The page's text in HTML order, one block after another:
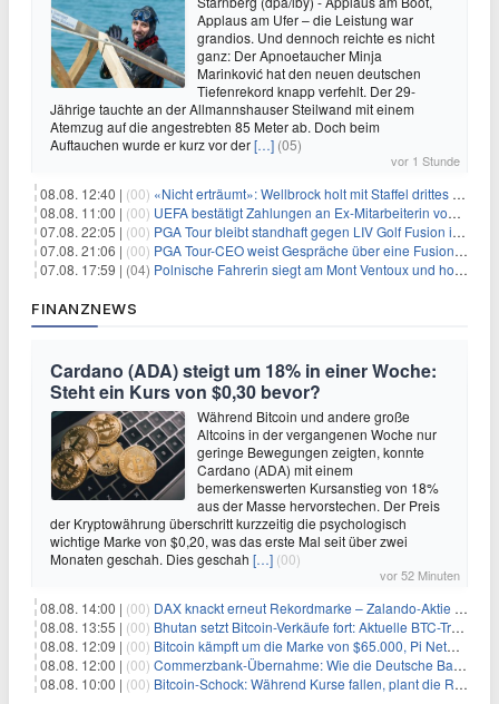
Applaus am Ufer – die Leistung war
grandios. Und dennoch reichte es nicht
ganz: Der Apnoetaucher Minja
Marinković hat den neuen deutschen
Tiefenrekord knapp verfehlt. Der 29-
Jährige tauchte an der Allmannshauser Steilwand mit einem
Atemzug auf die angestrebten 85 Meter ab. Doch beim
Auftauchen wurde er kurz vor der[…] (05)
vor 1 Stunde
08.08. 12:40 | (00) «Nicht erträumt»: Wellbrock holt mit Staffel drittes EM-Gold
08.08. 11:00 | (00) UEFA bestätigt Zahlungen an Ex-Mitarbeiterin von Infantino
07.08. 22:05 | (00) PGA Tour bleibt standhaft gegen LIV Golf Fusion in einem sich wandelnden Sportumfeld
07.08. 21:06 | (00) PGA Tour-CEO weist Gespräche über eine Fusion mit LIV Golf zurück und bekräftigt die Wettbewerbslandschaft
07.08. 17:59 | (04) Polnische Fahrerin siegt am Mont Ventoux und holt Tour-Gelb
FINANZNEWS
Cardano (ADA) steigt um 18% in einer Woche:
Steht ein Kurs von $0,30 bevor?
Während Bitcoin und andere große
Altcoins in der vergangenen Woche nur
geringe Bewegungen zeigten, konnte
Cardano (ADA) mit einem
bemerkenswerten Kursanstieg von 18%
aus der Masse hervorstechen. Der Preis
der Kryptowährung überschritt kurzzeitig die psychologisch
wichtige Marke von $0,20, was das erste Mal seit über zwei
Monaten geschah. Dies geschah […] (00)
vor 52 Minuten
08.08. 14:00 | (00) DAX knackt erneut Rekordmarke – Zalando-Aktie crasht nach Quartalszahlen
08.08. 13:55 | (00) Bhutan setzt Bitcoin-Verkäufe fort: Aktuelle BTC-Transaktionen
08.08. 12:09 | (00) Bitcoin kämpft um die Marke von $65.000, Pi Network gewinnt an Unterstützung
08.08. 12:00 | (00) Commerzbank-Übernahme: Wie die Deutsche Bank im Schatten zum großen Gewinner wird
08.08. 10:00 | (00) Bitcoin-Schock: Während Kurse fallen, plant die Regierung die Steuer-Bombe